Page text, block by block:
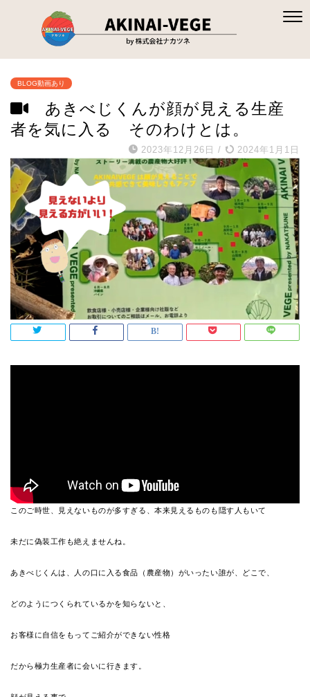
BLOG動画あり
あきべじくんが顔が見える生産
者を気に入る そのわけとは。
2023年12月26日 / 2024年1月1日
このご時世、見えないものが多すぎる、本来見えるものも隠す人もいて
未だに偽装工作も絶えませんね。
あきべじくんは、人の口に入る食品（農産物）がいったい誰が、どこで、
どのようにつくられているかを知らないと、
お客様に自信をもってご紹介ができない性格
だから極力生産者に会いに行きます。